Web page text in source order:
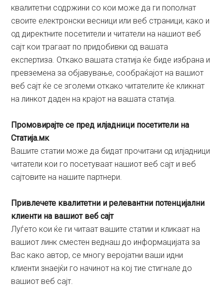
квалитетни содржини со кои може да ги пополнат
своите електронски весници или веб страници, како и
од директните посетители и читатели на нашиот веб
сајт кои трагаат по придобивки од вашата
експертиза. Откако вашата статија ќе биде избрана и
превземена за објавување, сообраќајот на вашиот
веб сајт ќе се зголеми откако читателите ќе кликнат
на линкот даден на крајот на вашата статија.
Промовирајте се пред илјадници посетители на
Статија.мк
Вашите статии може да бидат прочитани од илјадници
читатели кои го посетуваат нашиот веб сајт и веб
сајтовите на нашите партнери.
Привлечете квалитетни и релевантни потенцијални
клиенти на вашиот веб сајт
Луѓето кои ќе ги читаат вашите статии и кликаат на
вашиот линк сместен веднаш до информацијата за
Вас како автор, се многу веројатни ваши идни
клиенти знаејќи го начинот на кој тие стигнале до
вашиот веб сајт.